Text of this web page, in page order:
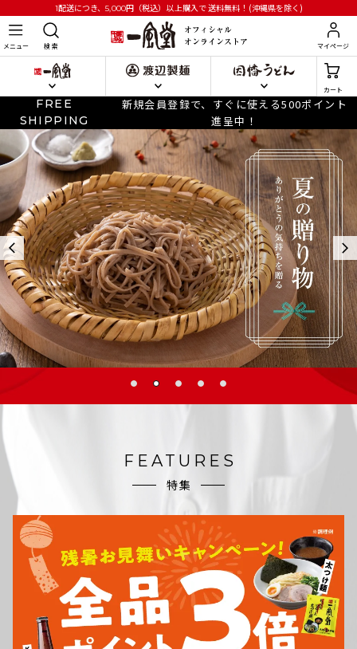
1配送につき、5,000円 （税込）以上購入で送料無料！(沖縄県を除く)
メニュー 検 索 マイページ
カート
FREE
SHIPPING
新規会員登録で、すぐに使える500ポイント
進呈中！
FEATURES
特集